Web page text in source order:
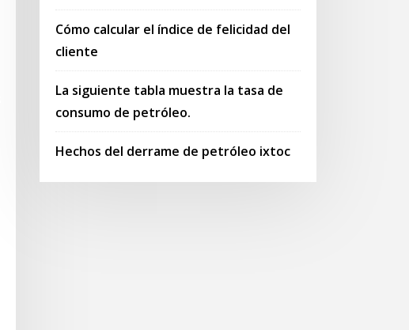
Cómo calcular el índice de felicidad del
cliente
La siguiente tabla muestra la tasa de
consumo de petróleo.
Hechos del derrame de petróleo ixtoc